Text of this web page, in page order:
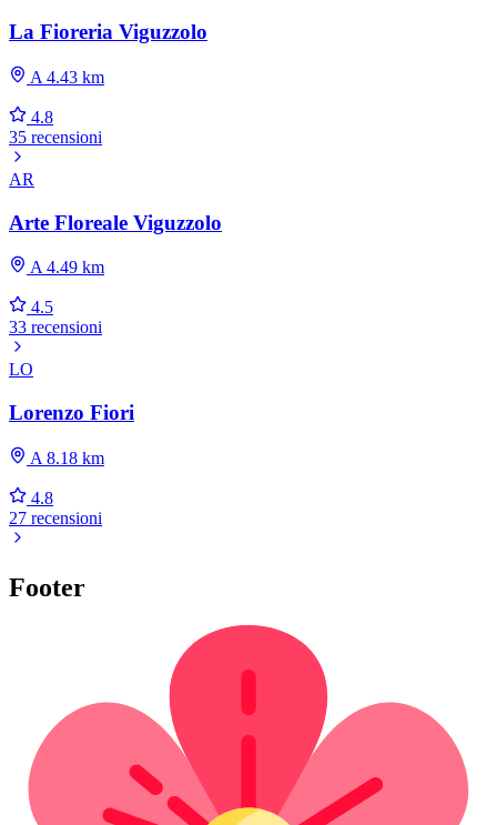
La Fioreria Viguzzolo
A 4.43 km
4.8
35 recensioni
AR
Arte Floreale Viguzzolo
A 4.49 km
4.5
33 recensioni
LO
Lorenzo Fiori
A 8.18 km
4.8
27 recensioni
Footer